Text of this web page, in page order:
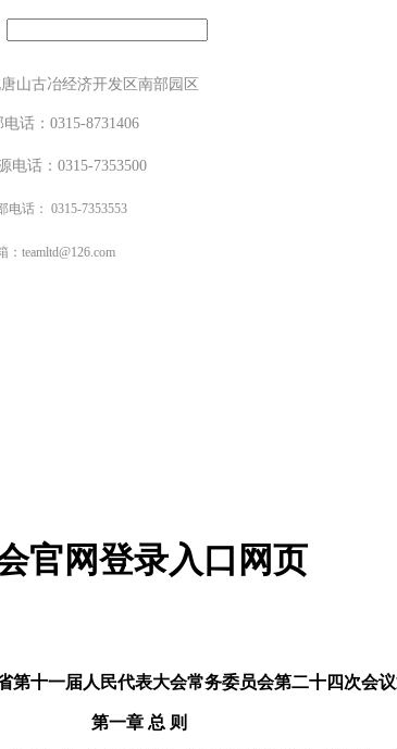
官网登录入口网页
第十一届人民代表大会常务委员会第二十四次会
第一章 总 则
山古冶经济开发区南部园区
电话：0315-8731406
电话：0315-7353500
电话 ： 0315-7353553
： teamltd@126.com